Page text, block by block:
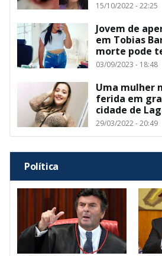
15/10/2022 - 22:25
Jovem de
em Tobias
morte pode
03/09/2023 - 18:48
Uma mulher
ferida em
cidade de
29/03/2022 - 20:49
Política